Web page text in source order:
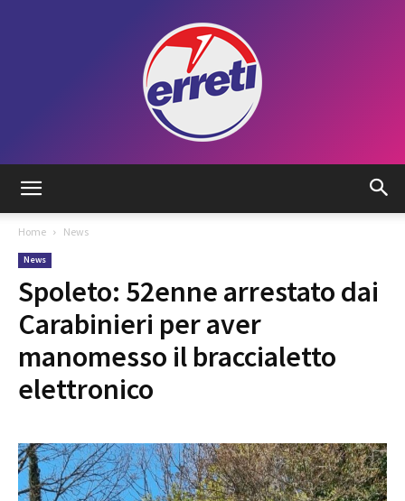
Home News
News
Spoleto: 52enne arrestato dai
Carabinieri per aver
manomesso il braccialetto
elettronico